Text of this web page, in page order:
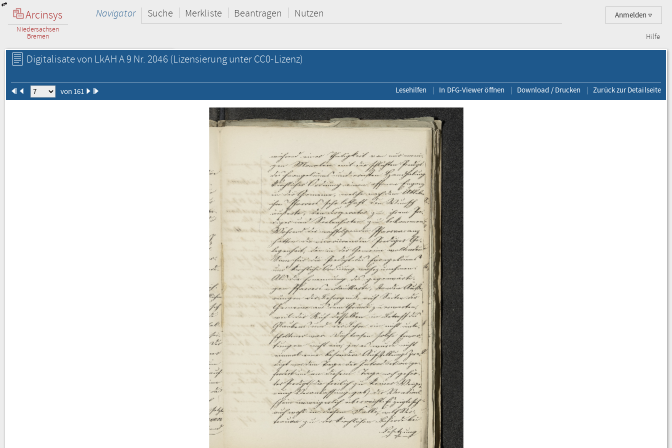
Arcinsys
Niedersachsen
Bremen
Anmelden
Navigator Suche Merkliste Beantragen Nutzen
Hilfe
Digitalisate von LkAH A 9 Nr. 2046 (Lizensierung unter CC0-Lizenz)
von 161 Lesehilfen In DFG-Viewer öffnen Download / Drucken Zurück zur Detailseite